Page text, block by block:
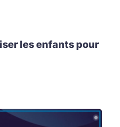
les enfants pour